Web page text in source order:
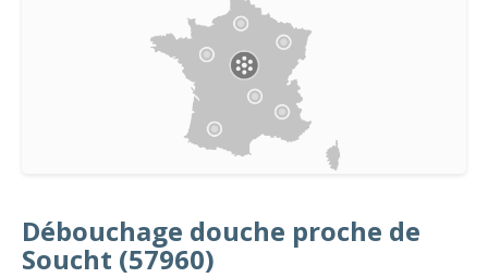
Débouchage douche proche de
Soucht (57960)